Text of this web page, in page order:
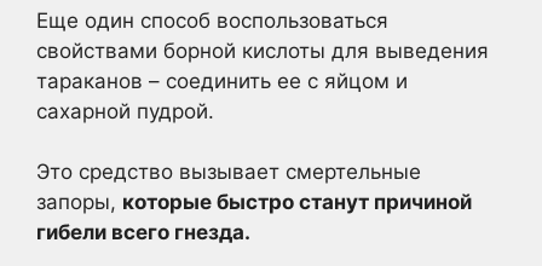
Еще один способ воспользоваться
свойствами борной кислоты для выведения
тараканов – соединить ее с яйцом и
сахарной пудрой.
Это средство вызывает смертельные
запоры, которые быстро станут причиной
гибели всего гнезда.